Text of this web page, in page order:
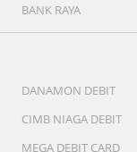
BANK RAYA
DANAMON DEBIT
CIMB NIAGA DEBIT
MEGA DEBIT CARD